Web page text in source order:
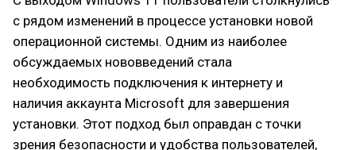
с рядом изменений в процессе установки новой
операционной системы. Одним из наиболее
обсуждаемых нововведений стала
необходимость подключения к интернету и
наличия аккаунта Microsoft для завершения
установки. Этот подход был оправдан с точки
зрения безопасности и удобства пользователей,